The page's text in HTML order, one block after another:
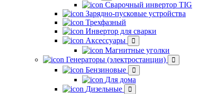
Сварочный инвертор TIG
Зарядно-пусковые устройства
Трехфазный
Инвертор для сварки
Аксессуары
Магнитные уголки
Генераторы (электростанции)
Бензиновые
Для дома
Дизельные